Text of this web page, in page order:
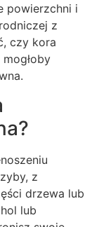
powierzchni i
z
czy kora
z
drzewa lub
lub